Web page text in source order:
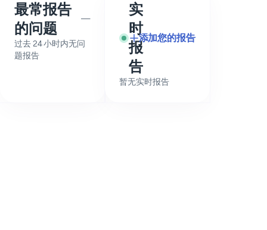
最常报告
的问题
—
过去 24 小时内无问
题报告
实
时
报
告
添加您的报告
暂无实时报告